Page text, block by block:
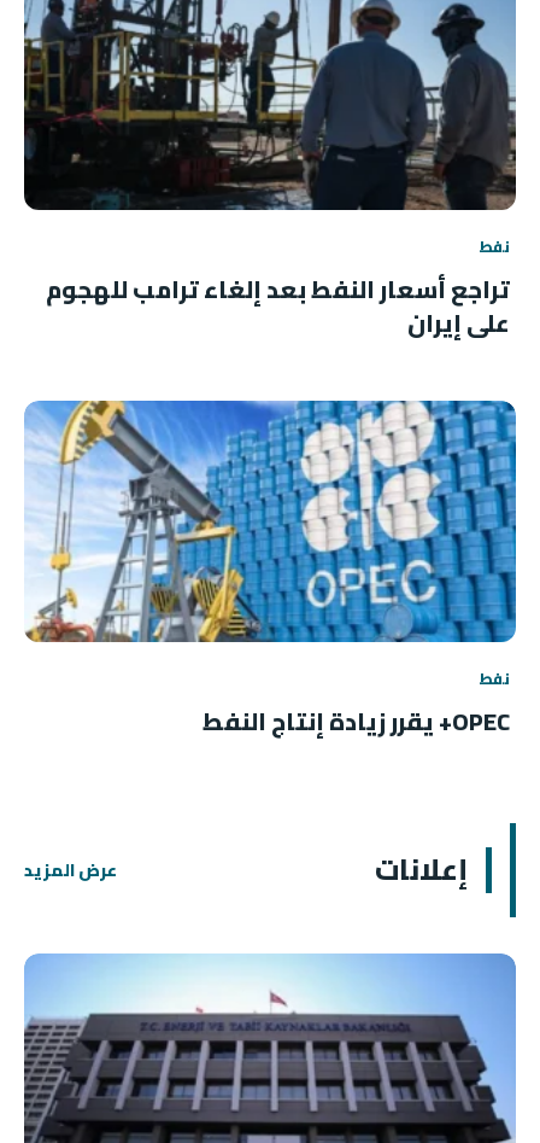
نفط
تراجع أسعار النفط بعد إلغاء ترامب للهجوم
على إيران
نفط
OPEC+ يقرر زيادة إنتاج النفط
إعلانات عرض المزيد